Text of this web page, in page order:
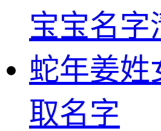
宝宝名字
蛇年姜姓
取名字